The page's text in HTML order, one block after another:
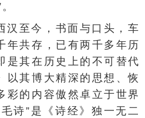
汉至今，书面与口头，车
年共存，已有两千多年历
是其在历史上的不可替代
以其博大精深的思想、恢
彩的内容傲然卓立于世界
诗”是《诗经》独一无二